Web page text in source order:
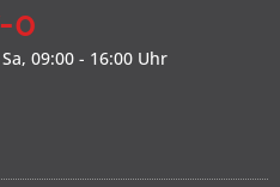
0
09:00 - 16:00 Uhr